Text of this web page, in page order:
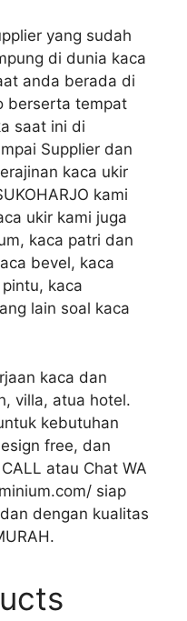
yang sudah
di dunia kaca
anda berada di
berserta tempat
saat ini di
Supplier dan
kaca ukir
kami
ukir kami juga
kaca patri dan
bevel, kaca
kaca
lain soal kaca
kaca dan
villa, atua hotel.
kebutuhan
free, dan
atau Chat WA
siap
dengan kualitas